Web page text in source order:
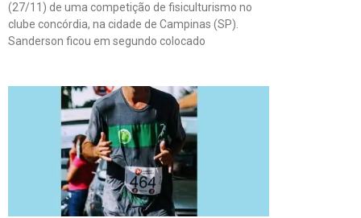
(27/11) de uma competição de fisiculturismo no
clube concórdia, na cidade de Campinas (SP).
Sanderson ficou em segundo colocado